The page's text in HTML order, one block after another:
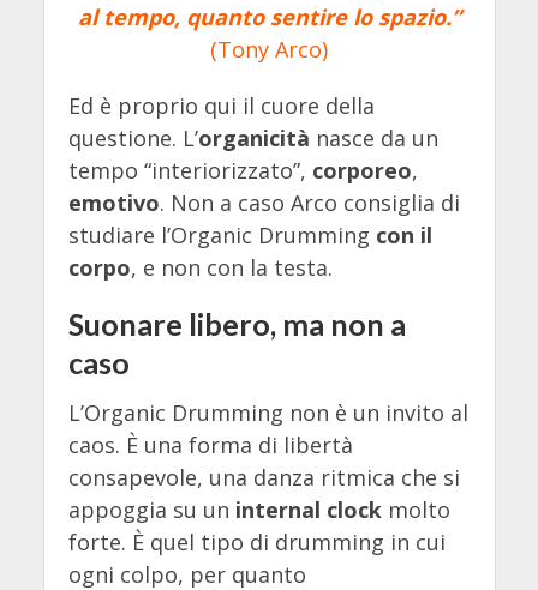
al tempo, quanto sentire lo spazio.”
(Tony Arco)
Ed è proprio qui il cuore della
questione. L’organicità nasce da un
tempo “interiorizzato”, corporeo,
emotivo. Non a caso Arco consiglia di
studiare l’Organic Drumming con il
corpo, e non con la testa.
Suonare libero, ma non a
caso
L’Organic Drumming non è un invito al
caos. È una forma di libertà
consapevole, una danza ritmica che si
appoggia su un internal clockmolto
forte. È quel tipo di drumming in cui
ogni colpo, per quanto